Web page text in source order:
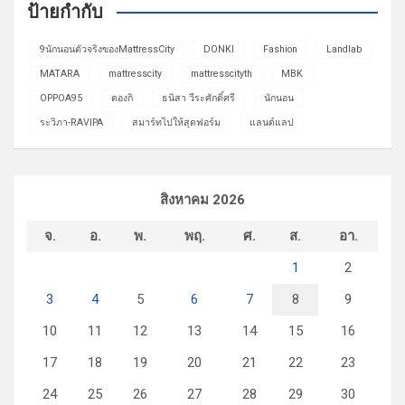
ป้ายกำกับ
9นักนอนตัวจริงของMattressCity DONKI Fashion Landlab
MATARA mattresscity mattresscityth MBK
OPPOA95 ดองกิ ธนิสา วีระศักดิ์ศรี นักนอน
ระวิภา-RAVIPA สมาร์ทไปให้สุดฟอร์ม แลนด์แลป
สิงหาคม 2026
จ. อ. พ. พฤ. ศ. ส.
อา.
1
2
3
4 5 6 7 8
9
10
11 12 13 14 15
16
17
18 19 20 21 22
23
24
25 26 27 28 29
30